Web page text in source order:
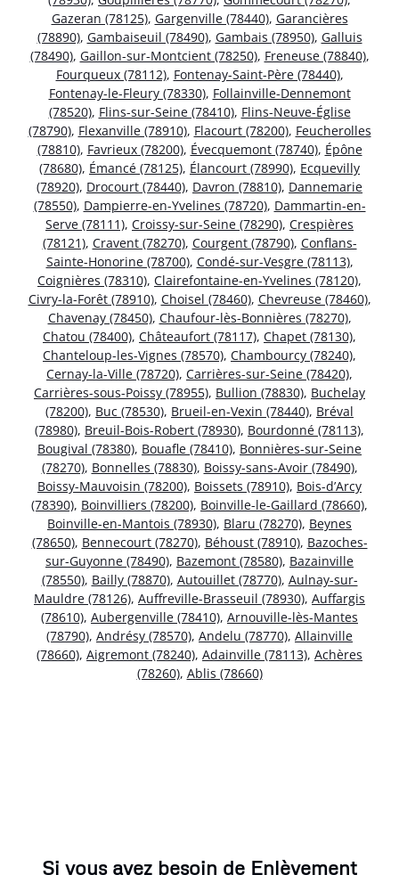
Gazeran (78125), Gargenville (78440), Garancières
(78890), Gambaiseuil (78490), Gambais (78950), Galluis
(78490), Gaillon-sur-Montcient (78250), Freneuse (78840),
Fourqueux (78112), Fontenay-Saint-Père (78440),
Fontenay-le-Fleury (78330), Follainville-Dennemont
(78520), Flins-sur-Seine (78410), Flins-Neuve-Église
(78790), Flexanville (78910), Flacourt (78200), Feucherolles
(78810), Favrieux (78200), Évecquemont (78740), Épône
(78680), Émancé (78125), Élancourt (78990), Ecquevilly
(78920), Drocourt (78440), Davron (78810), Dannemarie
(78550), Dampierre-en-Yvelines (78720), Dammartin-en-
Serve (78111), Croissy-sur-Seine (78290), Crespières
(78121), Cravent (78270), Courgent (78790), Conflans-
Sainte-Honorine (78700), Condé-sur-Vesgre (78113),
Coignières (78310), Clairefontaine-en-Yvelines (78120),
Civry-la-Forêt (78910), Choisel (78460), Chevreuse (78460),
Chavenay (78450), Chaufour-lès-Bonnières (78270),
Chatou (78400), Châteaufort (78117), Chapet (78130),
Chanteloup-les-Vignes (78570), Chambourcy (78240),
Cernay-la-Ville (78720), Carrières-sur-Seine (78420),
Carrières-sous-Poissy (78955), Bullion (78830), Buchelay
(78200), Buc (78530), Brueil-en-Vexin (78440), Bréval
(78980), Breuil-Bois-Robert (78930), Bourdonné (78113),
Bougival (78380), Bouafle (78410), Bonnières-sur-Seine
(78270), Bonnelles (78830), Boissy-sans-Avoir (78490),
Boissy-Mauvoisin (78200), Boissets (78910), Bois-d’Arcy
(78390), Boinvilliers (78200), Boinville-le-Gaillard (78660),
Boinville-en-Mantois (78930), Blaru (78270), Beynes
(78650), Bennecourt (78270), Béhoust (78910), Bazoches-
sur-Guyonne (78490), Bazemont (78580), Bazainville
(78550), Bailly (78870), Autouillet (78770), Aulnay-sur-
Mauldre (78126), Auffreville-Brasseuil (78930), Auffargis
(78610), Aubergenville (78410), Arnouville-lès-Mantes
(78790), Andrésy (78570), Andelu (78770), Allainville
(78660), Aigremont (78240), Adainville (78113), Achères
(78260), Ablis (78660)
Si vous avez besoin de Enlèvement